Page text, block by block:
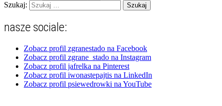
Szukaj:
nasze sociale:
Zobacz profil zgranestado na Facebook
Zobacz profil zgrane_stado na Instagram
Zobacz profil jafrelka na Pinterest
Zobacz profil iwonastepajtis na LinkedIn
Zobacz profil psiewedrowki na YouTube